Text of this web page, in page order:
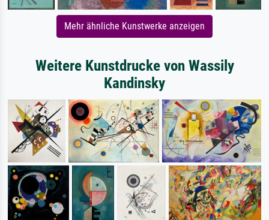
Mehr ähnliche Kunstwerke anzeigen
Weitere Kunstdrucke von Wassily
Kandinsky